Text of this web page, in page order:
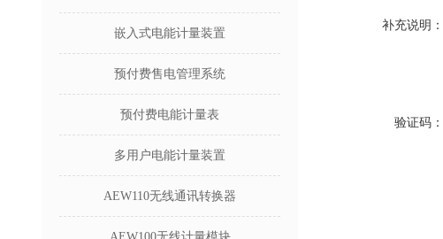
嵌入式电能计量装置
预付费售电管理系统
预付费电能计量表
多用户电能计量装置
AEW110无线通讯转换器
补充说明：
验证码：